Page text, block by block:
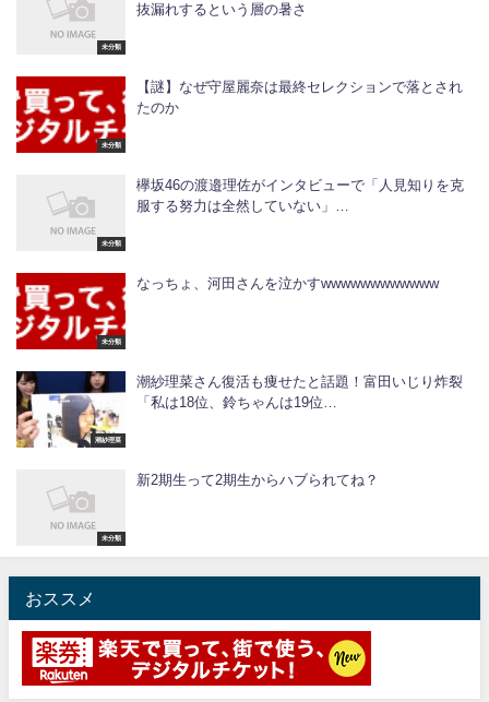
未分類
抜漏れするという層の暑さ
未分類
【謎】なぜ守屋麗奈は最終セレクションで落とされ
たのか
未分類
欅坂46の渡邉理佐がインタビューで「人見知りを克
服する努力は全然していない」…
未分類
なっちょ、河田さんを泣かすwwwwwwwwwwww
潮紗理菜
潮紗理菜さん復活も痩せたと話題！富田いじり炸裂
「私は18位、鈴ちゃんは19位…
未分類
新2期生って2期生からハブられてね？
おススメ